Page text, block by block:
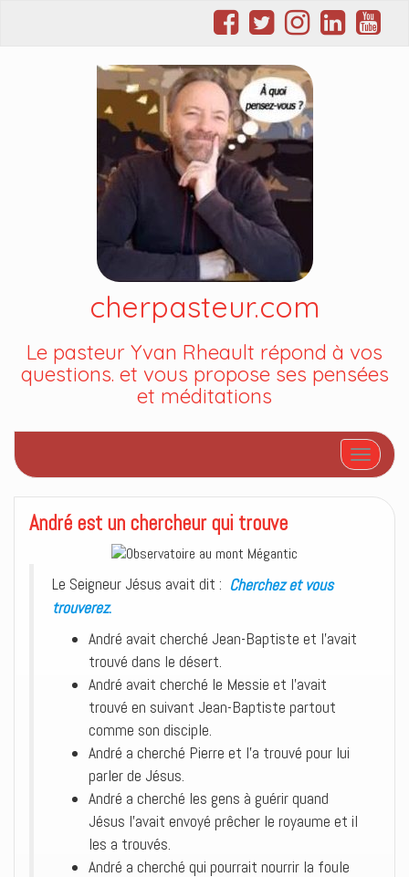
cherpasteur.com
Le pasteur Yvan Rheault répond à vos
questions. et vous propose ses pensées
et méditations
Afficher/
André est un chercheur qui trouve
Le Seigneur Jésus avait dit : Cherchez et vous
trouverez.
André avait cherché Jean-Baptiste et l’avait
trouvé dans le désert.
André avait cherché le Messie et l’avait
trouvé en suivant Jean-Baptiste partout
comme son disciple.
André a cherché Pierre et l’a trouvé pour lui
parler de Jésus.
André a cherché les gens à guérir quand
Jésus l’avait envoyé prêcher le royaume et il
les a trouvés.
André a cherché qui pourrait nourrir la foule